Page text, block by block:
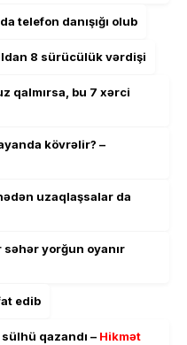
telefon danışığı olub
8 sürücülük vərdişi
qalmırsa, bu 7 xərci
kövrəlir? –
uzaqlaşsalar da
yorğun oyanır
edib
qazandı – Hikmət